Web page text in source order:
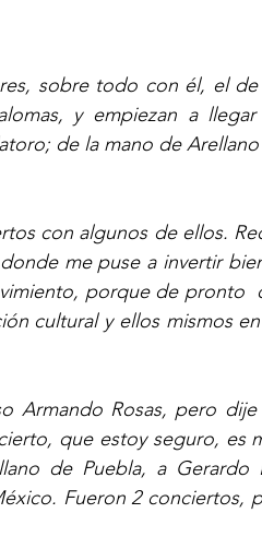
sobre todo con él, el
y empiezan a
de la mano de
con algunos de ellos.
me puse a invertir
porque de pronto
cultural y ellos mismos
Armando Rosas, pero
que estoy seguro, es
de Puebla, a Gerardo
Fueron 2 conciertos,